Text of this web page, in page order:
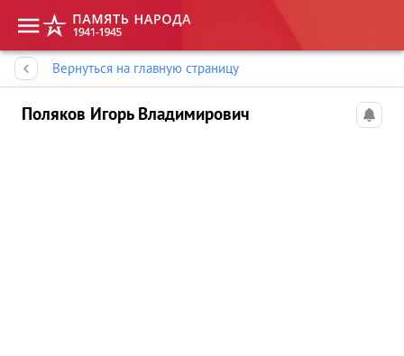
Вернуться на главную страницу
Поляков Игорь Владимирович
Память народа